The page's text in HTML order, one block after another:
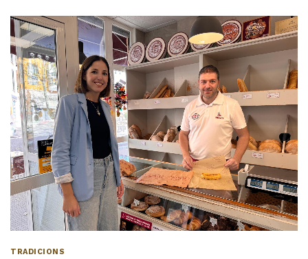
TRADICIONS